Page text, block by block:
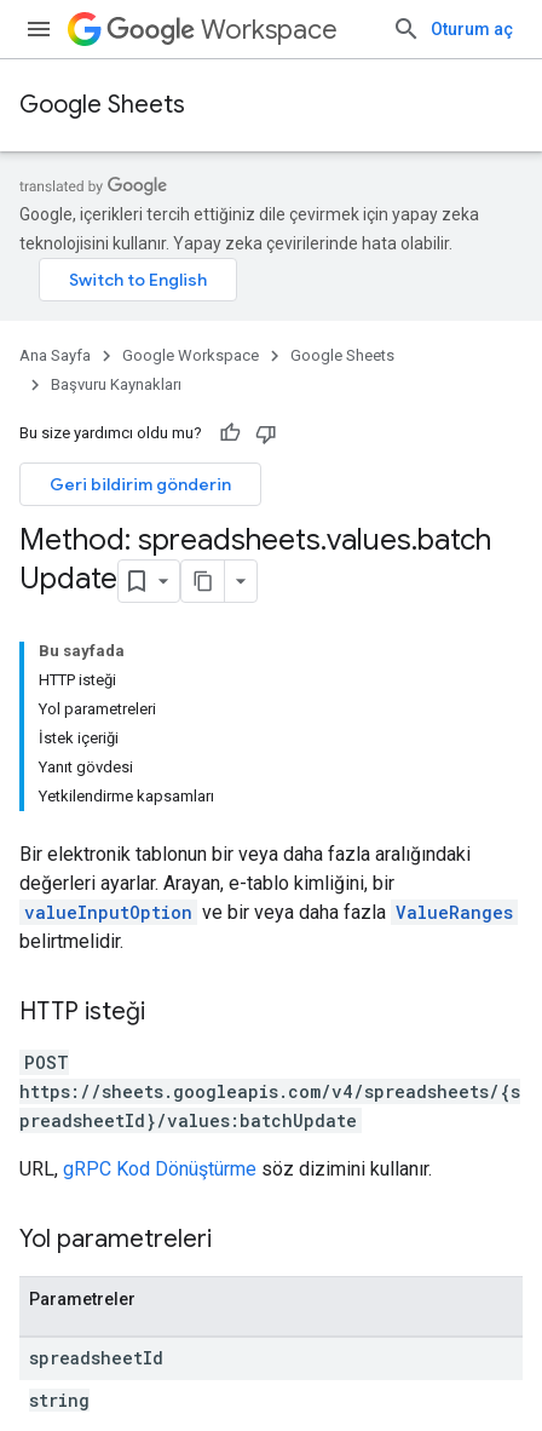
Workspace Oturum aç
Google Sheets
Google, içerikleri tercih ettiğiniz dile çevirmek için yapay zeka
teknolojisini kullanır. Yapay zeka çevirilerinde hata olabilir.
Ana Sayfa Google Workspace
Google Sheets
Başvuru Kaynakları
Bu size yardımcı oldu mu?
Geri bildirim gönderin
Method: spreadsheets.values.batch
Update
Bu sayfada
HTTP isteği
Yol parametreleri
İstek içeriği
Yanıt gövdesi
Yetkilendirme kapsamları
Bir elektronik tablonun bir veya daha fazla aralığındaki
değerleri ayarlar. Arayan, e-tablo kimliğini, bir
valueInputOption ve bir veya daha fazla ValueRanges
belirtmelidir.
HTTP isteği
POST
https://sheets.googleapis.com/v4/spreadsheets/{s
preadsheetId}/values:batchUpdate
URL, gRPC Kod Dönüştürme söz dizimini kullanır.
Yol parametreleri
Parametreler
spreadsheetId
string